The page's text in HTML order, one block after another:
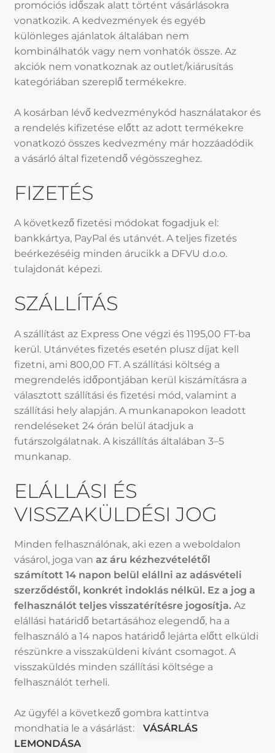
promóciós időszak alatt történt vásárlásokra
vonatkozik. A kedvezmények és egyéb
különleges ajánlatok általában nem
kombinálhatók vagy nem vonhatók össze. Az
akciók nem vonatkoznak az outlet/kiárusítás
kategóriában szereplő termékekre.
A kosárban lévő kedvezménykód használatakor és
a rendelés kifizetése előtt az adott termékekre
vonatkozó összes kedvezmény már hozzáadódik
a vásárló által fizetendő végösszeghez.
FIZETÉS
A következő fizetési módokat fogadjuk el:
bankkártya, PayPal és utánvét. A teljes fizetés
beérkezéséig minden árucikk a DFVU d.o.o.
tulajdonát képezi.
SZÁLLÍTÁS
A szállítást az Express One végzi és 1195,00 FT-ba
kerül. Utánvétes fizetés esetén plusz díjat kell
fizetni, ami 800,00 FT. A szállítási költség a
megrendelés időpontjában kerül kiszámításra a
választott szállítási és fizetési mód, valamint a
szállítási hely alapján. A munkanapokon leadott
rendeléseket 24 órán belül átadjuk a
futárszolgálatnak. A kiszállítás általában 3–5
munkanap.
ELÁLLÁSI ÉS
VISSZAKÜLDÉSI JOG
Minden felhasználónak, aki ezen a weboldalon
vásárol, joga van az áru kézhezvételétől
számított 14 napon belül elállni az adásvételi
szerződéstől, konkrét indoklás nélkül. Ez a jog a
felhasználót teljes visszatérítésre jogosítja.Az
elállási határidő betartásához elegendő, ha a
felhasználó a 14 napos határidő lejárta előtt elküldi
részünkre a visszaküldeni kívánt csomagot. A
visszaküldés minden szállítási költsége a
felhasználót terheli.
Az ügyfél a következő gombra kattintva
mondhatja le a vásárlást:
VÁSÁRLÁS
LEMONDÁSA